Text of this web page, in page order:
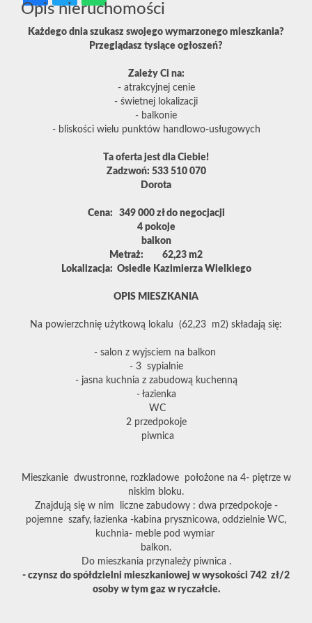
Opis nieruchomości
Każdego dnia szukasz swojego wymarzonego mieszkania?
Przeglądasz tysiące ogłoszeń?
Zależy Ci na:
- atrakcyjnej cenie
- świetnej lokalizacji
- balkonie
- bliskości wielu punktów handlowo-usługowych
Ta oferta jest dla Ciebie!
Zadzwoń: 533 510 070
Dorota
Cena: 349 000 zł do negocjacji
4 pokoje
balkon
Metraż: 62,23 m2
Lokalizacja: Osiedle Kazimierza Wielkiego
OPIS MIESZKANIA
Na powierzchnię użytkową lokalu (62,23 m2) składają się:
- salon z wyjsciem na balkon
- 3 sypialnie
- jasna kuchnia z zabudową kuchenną
- łazienka
WC
2 przedpokoje
piwnica
Mieszkanie dwustronne, rozkladowe położone na 4- piętrze w
niskim bloku.
Znajdują się w nim liczne zabudowy : dwa przedpokoje -
pojemne szafy, łazienka -kabina prysznicowa, oddzielnie WC,
kuchnia- meble pod wymiar
balkon.
Do mieszkania przynależy piwnica .
- czynsz do spółdzielni mieszkaniowej w wysokości 742 zł/2
osoby w tym gaz w ryczałcie.